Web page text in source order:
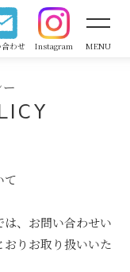
わせ Instagram MENU
て
、お問い合わせい
りお取り扱いいた